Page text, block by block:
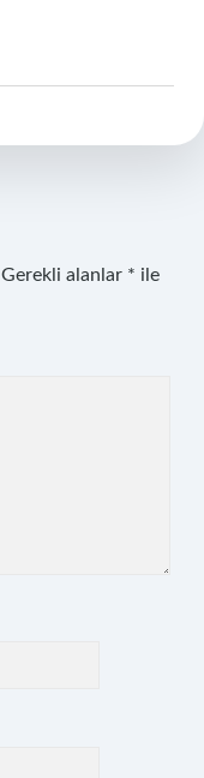
Gerekli alanlar * ile